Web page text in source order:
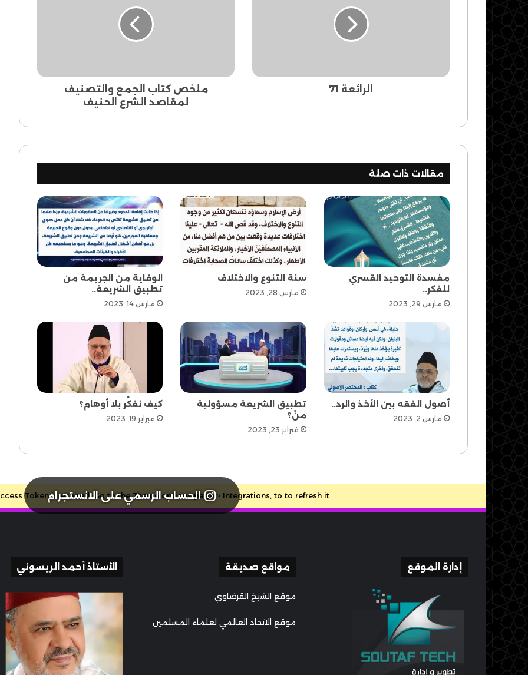
الرائعة 71
ملخص كتاب الجمع والتصنيف
لمقاصد الشرع الحنيف
مقالات ذات صلة
مفسدة التوحيد القسري
للفكر..
مارس 29, 2023
سنة التنوع والاختلاف
مارس 28, 2023
الوقاية من الجريمة من
تطبيق الشريعة..
مارس 14, 2023
أصول الفقه بين الأخذ والرد..
مارس 2, 2023
تطبيق الشريعة مسؤولية
منْ؟
فبراير 23, 2023
كيف نفكّر بلا أوهام؟
فبراير 19, 2023
الحساب الرسمي على الانستجرام
Token is expired, Go to the Theme options page > Integrations, to to refresh it.
إدارة الموقع مواقع صديقة
موقع الشيخ القرضاوي
موقع الاتحاد العالمي لعلماء المسلمين
الأستاذ أحمد الريسوني